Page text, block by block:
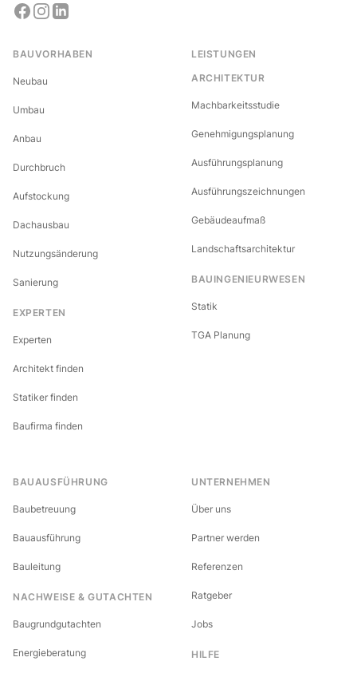
BAUVORHABEN
Neubau
Umbau
Anbau
Durchbruch
Aufstockung
Dachausbau
Nutzungsänderung
Sanierung
EXPERTEN
Experten
Architekt finden
Statiker finden
Baufirma finden
LEISTUNGEN
ARCHITEKTUR
Machbarkeitsstudie
Genehmigungsplanung
Ausführungsplanung
Ausführungszeichnungen
Gebäudeaufmaß
Landschaftsarchitektur
BAUINGENIEURWESEN
Statik
TGA Planung
BAUAUSFÜHRUNG
Baubetreuung
Bauausführung
Bauleitung
NACHWEISE & GUTACHTEN
Baugrundgutachten
Energieberatung
UNTERNEHMEN
Über uns
Partner werden
Referenzen
Ratgeber
Jobs
HILFE